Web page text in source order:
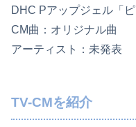
DHC Pアップジェル「
CM曲：オリジナル曲
アーティスト：未発表
TV-CMを紹介